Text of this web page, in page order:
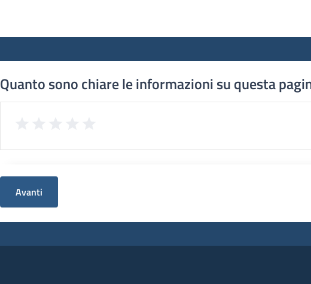
Quanto sono chiare le informazioni su questa
Avanti